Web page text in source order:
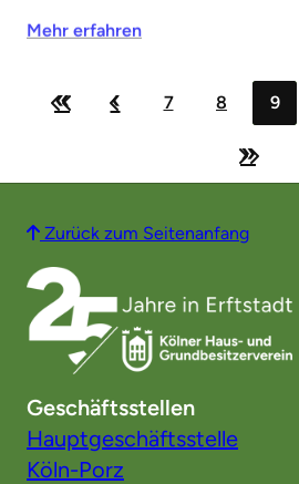
« ‹ 7 8 9
»
Zurück zum Seitenanfang
Geschäftsstellen
Hauptgeschäftsstelle
Köln-Porz